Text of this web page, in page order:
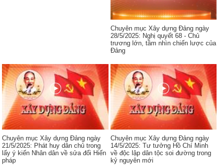
Chuyên mục Xây dựng Đảng ngày
28/5/2025: Nghị quyết 68 - Chủ
trương lớn, tầm nhìn chiến lược của
Đảng
Chuyên mục Xây dựng Đảng ngày
21/5/2025: Phát huy dân chủ trong
lấy ý kiến Nhân dân về sửa đổi Hiến
pháp
Chuyên mục Xây dựng Đảng ngày
14/5/2025: Tư tưởng Hồ Chí Minh
về độc lập dân tộc soi đường trong
kỷ nguyên mới